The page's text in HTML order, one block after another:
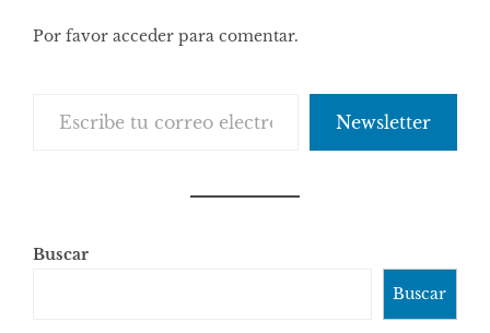
Por favor acceder para comentar.
Newsletter
Buscar
Buscar